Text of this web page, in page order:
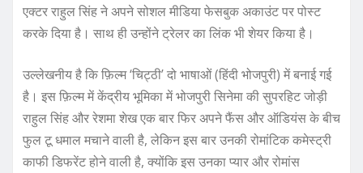
एक्टर राहुल सिंह ने अपने सोशल मीडिया फेसबुक अकाउंट पर पोस्ट
करके दिया है। साथ ही उन्होंने ट्रेलर का लिंक भी शेयर किया है।
उल्लेखनीय है कि फ़िल्म ‘चिट्ठी’ दो भाषाओं (हिंदी भोजपुरी) में बनाई गई
है। इस फ़िल्म में केंद्रीय भूमिका में भोजपुरी सिनेमा की सुपरहिट जोड़ी
राहुल सिंह और रेशमा शेख एक बार फिर अपने फैंस और ऑडियंस के बीच
फुल टू धमाल मचाने वाली है, लेकिन इस बार उनकी रोमांटिक कमेस्ट्री
काफी डिफरेंट होने वाली है, क्योंकि इस उनका प्यार और रोमांस